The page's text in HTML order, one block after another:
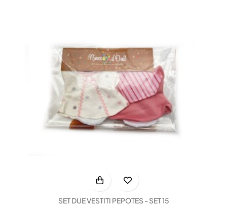
SET DUE VESTITI PEPOTES - SET 15